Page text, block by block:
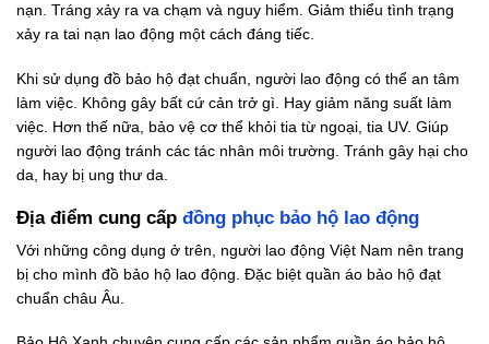
nạn. Tráng xảy ra va chạm và nguy hiểm. Giảm thiểu tình trạng
xảy ra tai nạn lao động một cách đáng tiếc.
Khi sử dụng đồ bảo hộ đạt chuẩn, người lao động có thể an tâm
làm việc. Không gây bất cứ cản trở gì. Hay giảm năng suất làm
việc. Hơn thế nữa, bảo vệ cơ thể khỏi tia từ ngoại, tia UV. Giúp
người lao động tránh các tác nhân môi trường. Tránh gây hại cho
da, hay bị ung thư da.
Địa điểm cung cấp đồng phục bảo hộ lao động
Với những công dụng ở trên, người lao động Việt Nam nên trang
bị cho mình đồ bảo hộ lao động. Đặc biệt quần áo bảo hộ đạt
chuẩn châu Âu.